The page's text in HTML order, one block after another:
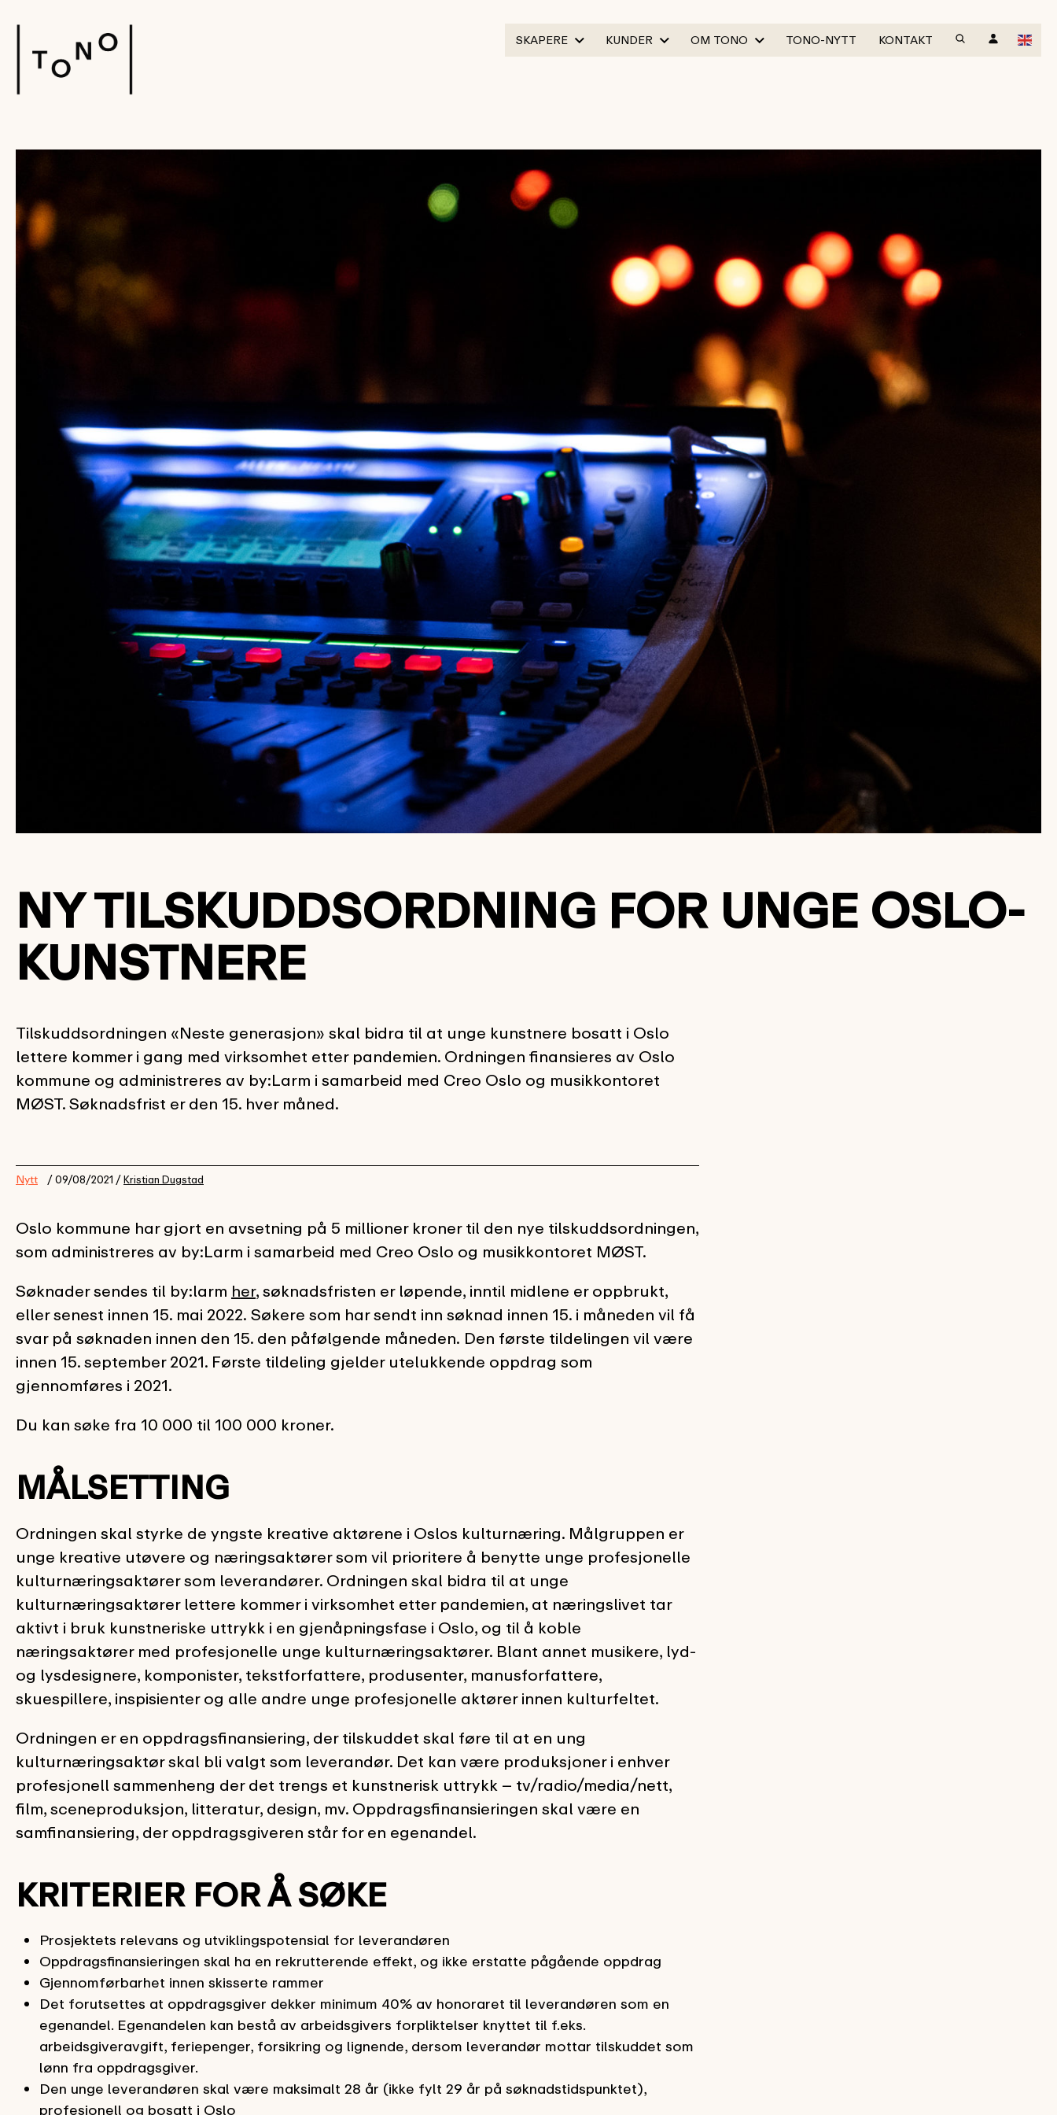
SKAPERE KUNDER OM TONO TONO-NYTT KONTAKT
NY TILSKUDDSORDNING FOR UNGE OSLO-
KUNSTNERE
Tilskuddsordningen «Neste generasjon» skal bidra til at unge kunstnere bosatt i Oslo
lettere kommer i gang med virksomhet etter pandemien. Ordningen finansieres av Oslo
kommune og administreres av by:Larm i samarbeid med Creo Oslo og musikkontoret
MØST. Søknadsfrist er den 15. hver måned.
Nytt / 09/08/2021 /Kristian Dugstad
Oslo kommune har gjort en avsetning på 5 millioner kroner til den nye tilskuddsordningen,
som administreres av by:Larm i samarbeid med Creo Oslo og musikkontoret MØST.
Søknader sendes til by:larm her, søknadsfristen er løpende, inntil midlene er oppbrukt,
eller senest innen 15. mai 2022. Søkere som har sendt inn søknad innen 15. i måneden vil få
svar på søknaden innen den 15. den påfølgende måneden. Den første tildelingen vil være
innen 15. september 2021. Første tildeling gjelder utelukkende oppdrag som
gjennomføres i 2021.
Du kan søke fra 10 000 til 100 000 kroner.
MÅLSETTING
Ordningen skal styrke de yngste kreative aktørene i Oslos kulturnæring. Målgruppen er
unge kreative utøvere og næringsaktører som vil prioritere å benytte unge profesjonelle
kulturnæringsaktører som leverandører. Ordningen skal bidra til at unge
kulturnæringsaktører lettere kommer i virksomhet etter pandemien, at næringslivet tar
aktivt i bruk kunstneriske uttrykk i en gjenåpningsfase i Oslo, og til å koble
næringsaktører med profesjonelle unge kulturnæringsaktører. Blant annet musikere, lyd-
og lysdesignere, komponister, tekstforfattere, produsenter, manusforfattere,
skuespillere, inspisienter og alle andre unge profesjonelle aktører innen kulturfeltet.
Ordningen er en oppdragsfinansiering, der tilskuddet skal føre til at en ung
kulturnæringsaktør skal bli valgt som leverandør. Det kan være produksjoner i enhver
profesjonell sammenheng der det trengs et kunstnerisk uttrykk – tv/radio/media/nett,
film, sceneproduksjon, litteratur, design, mv. Oppdragsfinansieringen skal være en
samfinansiering, der oppdragsgiveren står for en egenandel.
KRITERIER FOR Å SØKE
Prosjektets relevans og utviklingspotensial for leverandøren
Oppdragsfinansieringen skal ha en rekrutterende effekt, og ikke erstatte pågående oppdrag
Gjennomførbarhet innen skisserte rammer
Det forutsettes at oppdragsgiver dekker minimum 40% av honoraret til leverandøren som en
egenandel. Egenandelen kan bestå av arbeidsgivers forpliktelser knyttet til f.eks.
arbeidsgiveravgift, feriepenger, forsikring og lignende, dersom leverandør mottar tilskuddet som
lønn fra oppdragsgiver.
Den unge leverandøren skal være maksimalt 28 år (ikke fylt 29 år på søknadstidspunktet),
profesjonell og bosatt i Oslo